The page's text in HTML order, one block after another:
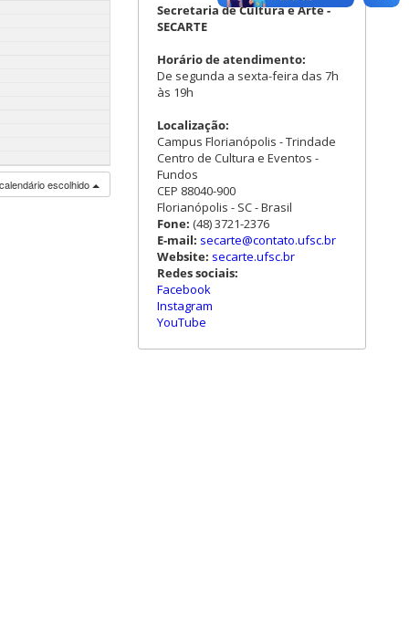
escolhido
Secretaria de Cultura e Arte -
SECARTE
Horário de atendimento:
De segunda a sexta-feira das 7h
às 19h
Localização:
Campus Florianópolis - Trindade
Centro de Cultura e Eventos -
Fundos
CEP 88040-900
Florianópolis - SC - Brasil
Fone: (48) 3721-2376
E-mail: secarte@contato.ufsc.br
Website: secarte.ufsc.br
Redes sociais:
Facebook
Instagram
YouTube